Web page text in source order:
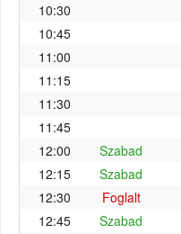
10:30
10:45
11:00
11:15
11:30
11:45
12:00
Szabad
12:15
Szabad
12:30
Foglalt
12:45
Szabad